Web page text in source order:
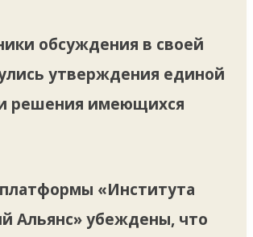
обсуждения в своей
утверждения единой
решения имеющихся
«Института
Альянс» убеждены, что